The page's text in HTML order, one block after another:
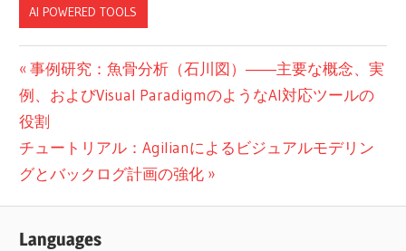
AI POWERED TOOLS
投
稿
ナ
ビ
ゲ
前
の
投
稿:
事例研究：魚骨分析（石川図）――主要な概念、実
例、およびVisual ParadigmのようなAI対応ツールの
役割
次
の
チュートリアル：Agilianによるビジュアルモデリン
グとバックログ計画の強化
Languages